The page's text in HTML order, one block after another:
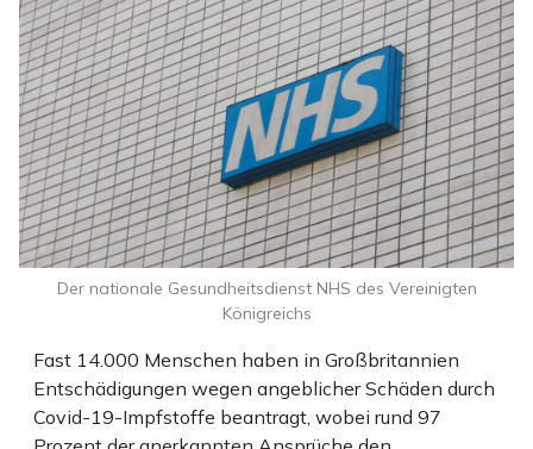
Fast 14.000 Menschen haben in Großbritannien
Entschädigungen wegen angeblicher Schäden durch
Covid-19-Impfstoffe beantragt, wobei rund 97
Der nationale Gesundheitsdienst NHS des Vereinigten
Königreichs